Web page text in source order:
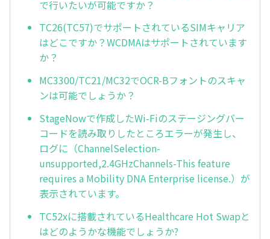
で行いたいが可能ですか？
TC26(TC57)でサポートされているSIMキャリア
はどこですか？WCDMAはサポートされています
か？
MC3300/TC21/MC32でOCR-Bフォントのスキャ
ンは可能でしょうか？
StageNowで作成したWi-Fiのステージングバー
コードを読み取りしたところエラーが発生し、
ログに（ChannelSelection-
unsupported,2.4GHzChannels-This feature
requires a Mobility DNA Enterprise license.）が
表示されています。
TC52xに搭載されているHealthcare Hot Swapと
はどのようかな機能でしょうか?